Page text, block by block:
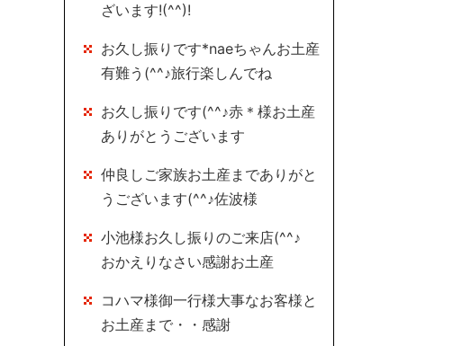
ざいます!(^^)!
お久し振りです*naeちゃんお土産
有難う(^^♪旅行楽しんでね
お久し振りです(^^♪赤＊様お土産
ありがとうございます
仲良しご家族お土産までありがと
うございます(^^♪佐波様
小池様お久し振りのご来店(^^♪
おかえりなさい感謝お土産
コハマ様御一行様大事なお客様と
お土産まで・・感謝